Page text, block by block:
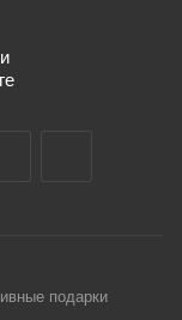
подарки